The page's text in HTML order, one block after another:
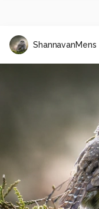
ShannavanMens